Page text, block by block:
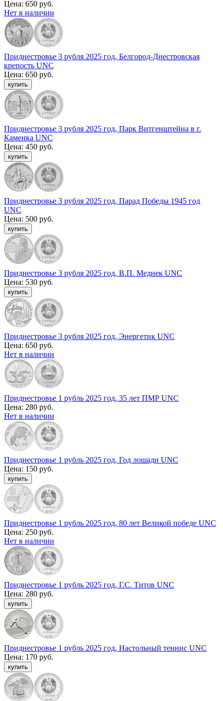
Цена: 650 руб.
Нет в наличии
Приднестровье 3 рубля 2025 год, Белгород-Днестровская
крепость UNC
Цена: 650 руб.
Приднестровье 3 рубля 2025 год, Парк Витгенштейна в г.
Каменка UNC
Цена: 450 руб.
Приднестровье 3 рубля 2025 год, Парад Победы 1945 год
UNC
Цена: 500 руб.
Приднестровье 3 рубля 2025 год, В.П. Меднек UNC
Цена: 530 руб.
Приднестровье 3 рубля 2025 год, Энергетик UNC
Цена: 650 руб.
Нет в наличии
Приднестровье 1 рубль 2025 год, 35 лет ПМР UNC
Цена: 280 руб.
Нет в наличии
Приднестровье 1 рубль 2025 год, Год лошади UNC
Цена: 150 руб.
Приднестровье 1 рубль 2025 год, 80 лет Великой победе UNC
Цена: 250 руб.
Нет в наличии
Приднестровье 1 рубль 2025 год, Г.С. Титов UNC
Цена: 280 руб.
Приднестровье 1 рубль 2025 год, Настольный теннис UNC
Цена: 170 руб.